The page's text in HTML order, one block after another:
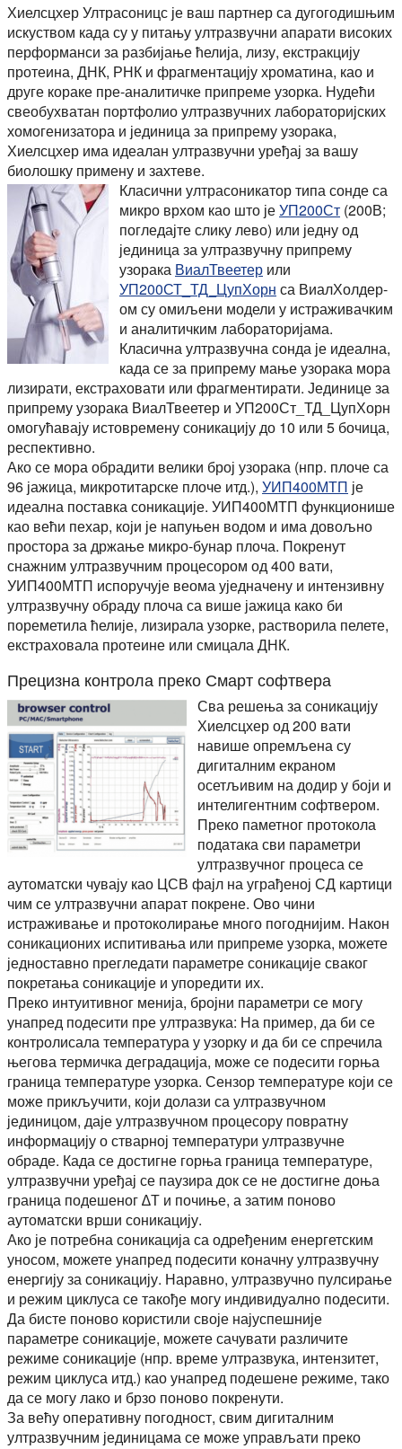
Хиелсцхер Ултрасоницс је ваш партнер са дугогодишњим
искуством када су у питању ултразвучни апарати високих
перформанси за разбијање ћелија, лизу, екстракцију
протеина, ДНК, РНК и фрагментацију хроматина, као и
друге кораке пре-аналитичке припреме узорка. Нудећи
свеобухватан портфолио ултразвучних лабораторијских
хомогенизатора и јединица за припрему узорака,
Хиелсцхер има идеалан ултразвучни уређај за вашу
биолошку примену и захтеве.
Класични ултрасоникатор типа сонде са
микро врхом као што јеУП200Ст (200В;
погледајте слику лево) или једну од
јединица за ултразвучну припрему
узорака ВиалТвеетер или
УП200СТ_ТД_ЦупХорн са ВиалХолдер-
ом су омиљени модели у истраживачким
и аналитичким лабораторијама.
Класична ултразвучна сонда је идеална,
када се за припрему мање узорака мора
лизирати, екстраховати или фрагментирати. Јединице за
припрему узорака ВиалТвеетер и УП200Ст_ТД_ЦупХорн
омогућавају истовремену соникацију до 10 или 5 бочица,
респективно.
Ако се мора обрадити велики број узорака (нпр. плоче са
96 јажица, микротитарске плоче итд.), УИП400МТП је
идеална поставка соникације. УИП400МТП функционише
као већи пехар, који је напуњен водом и има довољно
простора за држање микро-бунар плоча. Покренут
снажним ултразвучним процесором од 400 вати,
УИП400МТП испоручује веома уједначену и интензивну
ултразвучну обраду плоча са више јажица како би
пореметила ћелије, лизирала узорке, растворила пелете,
екстраховала протеине или смицала ДНК.
Прецизна контрола преко Смарт софтвера
Сва решења за соникацију
Хиелсцхер од 200 вати
навише опремљена су
дигиталним екраном
осетљивим на додир у боји и
интелигентним софтвером.
Преко паметног протокола
података сви параметри
ултразвучног процеса се
аутоматски чувају као ЦСВ фајл на уграђеној СД картици
чим се ултразвучни апарат покрене. Ово чини
истраживање и протоколирање много погоднијим. Након
соникационих испитивања или припреме узорка, можете
једноставно прегледати параметре соникације сваког
покретања соникације и упоредити их.
Преко интуитивног менија, бројни параметри се могу
унапред подесити пре ултразвука: На пример, да би се
контролисала температура у узорку и да би се спречила
његова термичка деградација, може се подесити горња
граница температуре узорка. Сензор температуре који се
може прикључити, који долази са ултразвучном
јединицом, даје ултразвучном процесору повратну
информацију о стварној температури ултразвучне
обраде. Када се достигне горња граница температуре,
ултразвучни уређај се паузира док се не достигне доња
граница подешеног ∆Т и почиње, а затим поново
аутоматски врши соникацију.
Ако је потребна соникација са одређеним енергетским
уносом, можете унапред подесити коначну ултразвучну
енергију за соникацију. Наравно, ултразвучно пулсирање
и режим циклуса се такође могу индивидуално подесити.
Да бисте поново користили своје најуспешније
параметре соникације, можете сачувати различите
режиме соникације (нпр. време ултразвука, интензитет,
режим циклуса итд.) као унапред подешене режиме, тако
да се могу лако и брзо поново покренути.
За већу оперативну погодност, свим дигиталним
ултразвучним јединицама се може управљати преко